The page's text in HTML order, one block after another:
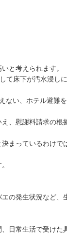
と考えられます。
て床下が汚水浸し
い、ホテル避難を
、慰謝料請求の根
まっているわけで
の発生状況など、
日常生活で受けた